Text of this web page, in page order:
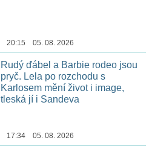
20:15 05. 08. 2026
Rudý ďábel a Barbie rodeo jsou
pryč. Lela po rozchodu s
Karlosem mění život i image,
tleská jí i Sandeva
17:34 05. 08. 2026